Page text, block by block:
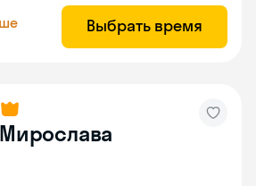
Выбрать время
Мирослава